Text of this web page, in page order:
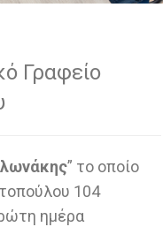
Γραφείο
” το οποίο
104
ημέρα